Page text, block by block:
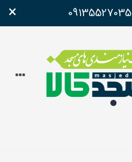
09135527035
×